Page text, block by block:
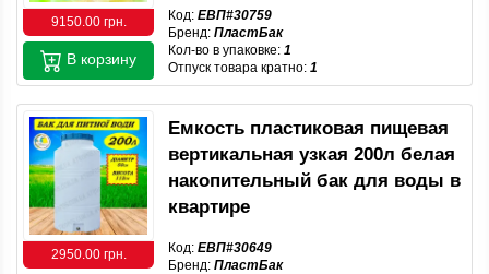
9150.00 грн. Код: ЕВП#30759
Бренд: ПластБак
Кол-во в упаковке: 1
Отпуск товара кратно: 1
В корзину
2950.00 грн.
Емкость пластиковая пищевая
вертикальная узкая 200л белая
накопительный бак для воды в
квартире
Код: ЕВП#30649
Бренд: ПластБак